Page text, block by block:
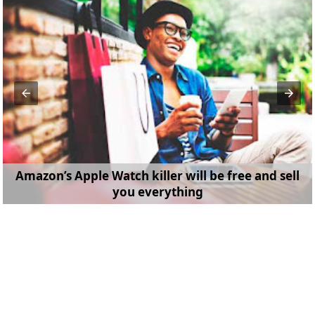
Amazon’s Apple Watch killer will be free and sell
you everything